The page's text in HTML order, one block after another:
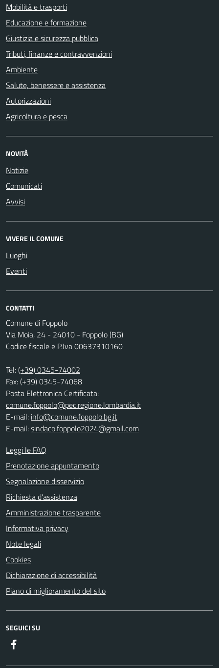
Mobilità e trasporti
Educazione e formazione
Giustizia e sicurezza pubblica
Tributi, finanze e contravvenzioni
Ambiente
Salute, benessere e assistenza
Autorizzazioni
Agricoltura e pesca
NOVITÀ
Notizie
Comunicati
Avvisi
VIVERE IL COMUNE
Luoghi
Eventi
CONTATTI
Comune di Foppolo
Via Moia, 24 - 24010 - Foppolo (BG)
Codice fiscale e P.Iva 00637310160
Tel:(+39) 0345-74002
Fax: (+39) 0345-74068
Posta Elettronica Certificata:
comune.foppolo@pec.regione.lombardia.it
E-mail: info@comune.foppolo.bg.it
E-mail:sindaco.foppolo2024@gmail.com
Leggi le FAQ
Prenotazione appuntamento
Segnalazione disservizio
Richiesta d'assistenza
Amministrazione trasparente
Informativa privacy
Note legali
Cookies
Dichiarazione di accessibilità
Piano di miglioramento del sito
SEGUICI SU